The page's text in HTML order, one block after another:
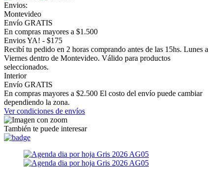
Envios:
Montevideo
Envío GRATIS
En compras mayores a $1.500
Envios YA! - $175
Recibí tu pedido en 2 horas comprando antes de las 15hs. Lunes a
Viernes dentro de Montevideo. Válido para productos
seleccionados.
Interior
Envío GRATIS
En compras mayores a $2.500 El costo del envío puede cambiar
dependiendo la zona.
Ver condiciones de envíos
También te puede interesar